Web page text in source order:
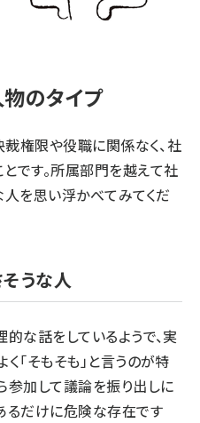
のタイプ
裁権限や役職に関係なく、社
です。所属部門を越えて社
人を思い浮かべてみてくだ
うな人
な話をしているようで、実
「そもそも」と言うのが特
参加して議論を振り出しに
るだけに危険な存在です